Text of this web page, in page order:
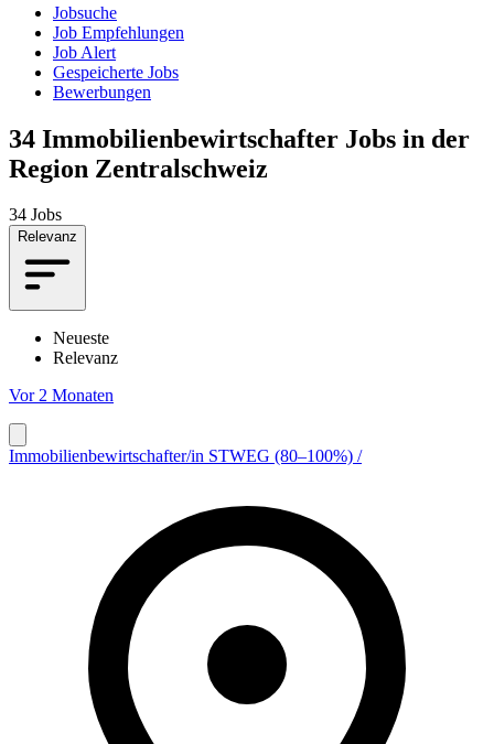
Jobsuche
Job Empfehlungen
Job Alert
Gespeicherte Jobs
Bewerbungen
34 Immobilienbewirtschafter Jobs in der
Region Zentralschweiz
34 Jobs
Relevanz
Neueste
Relevanz
Vor 2 Monaten
Immobilienbewirtschafter/in STWEG (80–100%) /